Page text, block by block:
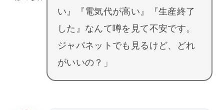
い』『電気代が高い』『生産終了
した』なんて噂を見て不安です。
ジャパネットでも見るけど、どれ
がいいの？」